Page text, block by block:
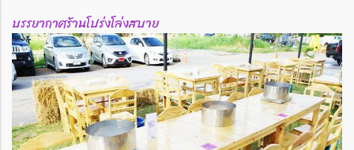
บรรยากาศร้านโปร่งโล่งสบาย